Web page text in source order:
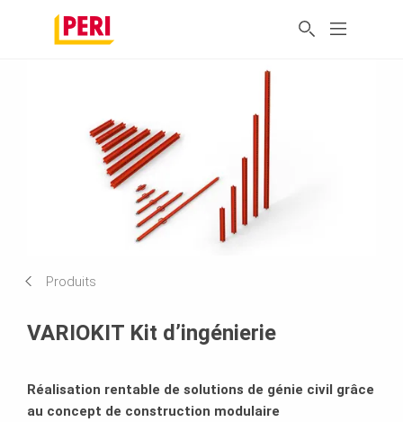
Produits
VARIOKIT Kit d’ingénierie
Réalisation rentable de solutions de génie civil grâce
au concept de construction modulaire